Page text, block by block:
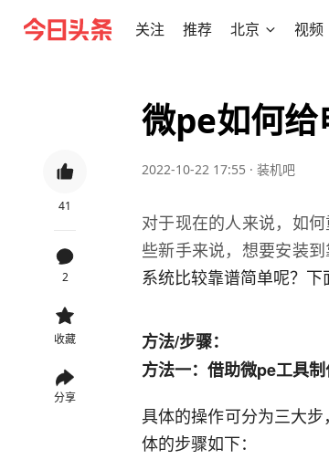
关注 推荐 北京 视频
41
2
收藏
分享
微pe如何给
2022-10-22 17:55 · 装机吧
对于现在的人来说，如
些新手来说，想要安装
系统比较靠谱简单呢？下
方法/步骤：
方法一：借助微pe工具
具体的操作可分为三大
体的步骤如下：